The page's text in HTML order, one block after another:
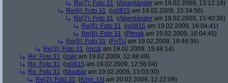
Re(7): Foto 31 (Alpenländer am 19.02.2009, 13:12:18)
Re(6): Foto 31 (jo0815 am 19.02.2009, 15:34:56)
Re(7): Foto 31 (Alpenländer am 19.02.2009, 15:40:36)
Re(8): Foto 31 (jo0815 am 19.02.2009, 16:04:41)
Re(8): Foto 31 (Pfrnak am 19.02.2009, 16:04:45)
Re(6): Foto 31 (FoTU am 19.02.2009, 19:46:36)
Re(3): Foto 31 (incal am 19.02.2009, 15:46:14)
Re: Foto 31 (iraki am 19.02.2009, 12:48:49)
Re: Foto 31 (jo0815 am 19.02.2009, 12:56:04)
Re: Foto 31 (Muubär am 19.02.2009, 13:03:30)
Re(2): Foto 31 (King_Uli am 20.02.2009, 12:22:09)